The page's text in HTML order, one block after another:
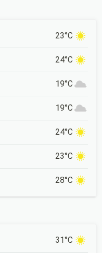
23°C
24°C
19°C
19°C
24°C
23°C
28°C
31°C